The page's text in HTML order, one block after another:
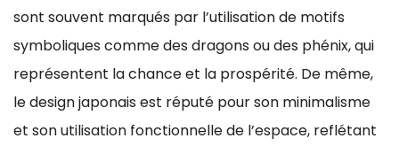
sont souvent marqués par l’utilisation de motifs
symboliques comme des dragons ou des phénix, qui
représentent la chance et la prospérité. De même,
le design japonais est réputé pour son minimalisme
et son utilisation fonctionnelle de l’espace, reflétant